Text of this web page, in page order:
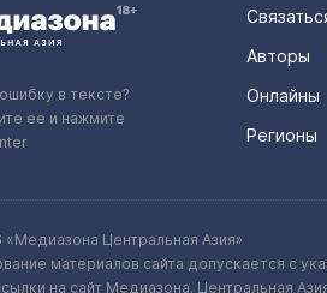
в тексте?
ее и нажмите
Авторы
Онлайны
Регионы
Центральная Азия»
материалов сайта допускается с
на сайт Медиазона. Центральная